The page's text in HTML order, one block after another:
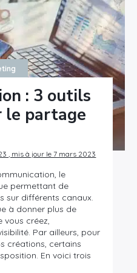
: 3 outils
partage
, mis à jour le 7 mars 2023
le
permettant de
sur différents canaux.
à donner plus de
vous créez,
Par ailleurs, pour
créations, certains
En voici trois